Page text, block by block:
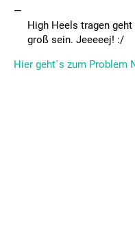
High Heels tragen
groß sein. Jeeeeej! :/
Hier geht´s zum Problem